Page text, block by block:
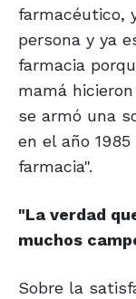
farmacéutico,
persona y ya
farmacia
mamá
se armó una
en el año
farmacia".
"La verdad
muchos
Sobre la